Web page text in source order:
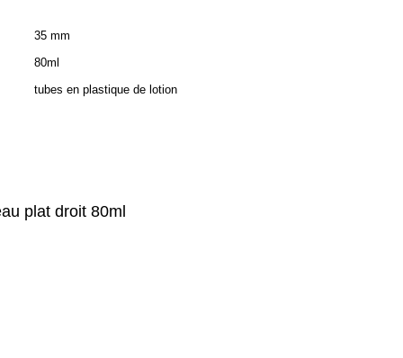
35 mm
80ml
tubes en plastique de lotion
plat droit 80ml